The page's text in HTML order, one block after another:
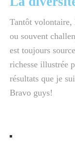
Tantôt volontaire,
ou souvent
est toujours
richesse illustrée
résultats que je
Bravo guys!